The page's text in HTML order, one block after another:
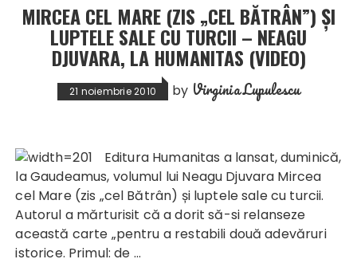
MIRCEA CEL MARE (ZIS „CEL BĂTRÂN”) ȘI
LUPTELE SALE CU TURCII – NEAGU
DJUVARA, LA HUMANITAS (VIDEO)
21 noiembrie 2010 by Virginia Lupulescu
Editura Humanitas a lansat, duminică,
la Gaudeamus, volumul lui Neagu Djuvara Mircea
cel Mare (zis „cel Bătrân) și luptele sale cu turcii.
Autorul a mărturisit că a dorit să-si relanseze
această carte „pentru a restabili două adevăruri
istorice. Primul: de …